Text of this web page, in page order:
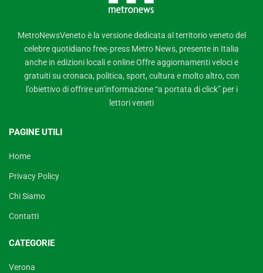
MetroNewsVeneto è la versione dedicata al territorio veneto del
celebre quotidiano free‑press Metro News, presente in Italia
anche in edizioni locali e online Offre aggiornamenti veloci e
gratuiti su cronaca, politica, sport, cultura e molto altro, con
l’obiettivo di offrire un’informazione “a portata di click” per i
lettori veneti
PAGINE UTILI
Home
Privacy Policy
Chi Siamo
Contatti
CATEGORIE
Verona